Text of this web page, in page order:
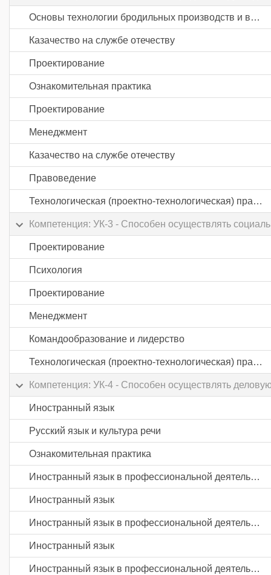
Основы технологии бродильных производств и виноделия
Казачество на службе отечеству
Проектирование
Ознакомительная практика
Проектирование
Менеджмент
Казачество на службе отечеству
Правоведение
Технологическая (проектно-технологическая) практика
Компетенция: УК-3 - Способен осуществлять
Проектирование
Психология
Проектирование
Менеджмент
Командообразование и лидерство
Технологическая (проектно-технологическая) практика
Компетенция: УК-4 - Способен осуществлять
Иностранный язык
Русский язык и культура речи
Ознакомительная практика
Иностранный язык в профессиональной деятельности
Иностранный язык
Иностранный язык в профессиональной деятельности
Иностранный язык
Иностранный язык в профессиональной деятельности